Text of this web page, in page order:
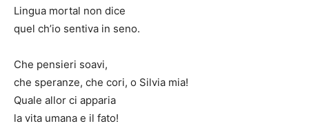
Lingua mortal non dice
quel ch’io sentiva in seno.
Che pensieri soavi,
che speranze, che cori, o Silvia mia!
Quale allor ci apparia
la vita umana e il fato!